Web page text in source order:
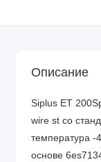
Описание
Siplus ET
wire st со
температура -
основе